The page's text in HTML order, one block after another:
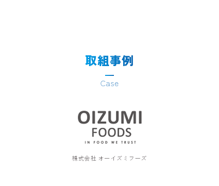
取組事例
Case
株式会社 オーイズミフーズ